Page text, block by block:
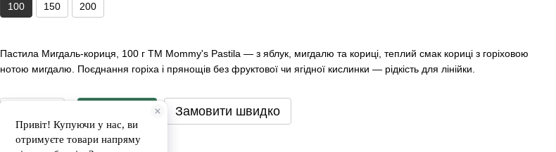
100 150 200
Пастила Мигдаль-кориця, 100 г ТМ Mommy's Pastila — з яблук, мигдалю та кориці, теплий смак кориці з горіховою
нотою мигдалю. Поєднання горіха і прянощів без фруктової чи ягідної кислинки — рідкість для лінійки.
Замовити швидко
Доставка Оплата